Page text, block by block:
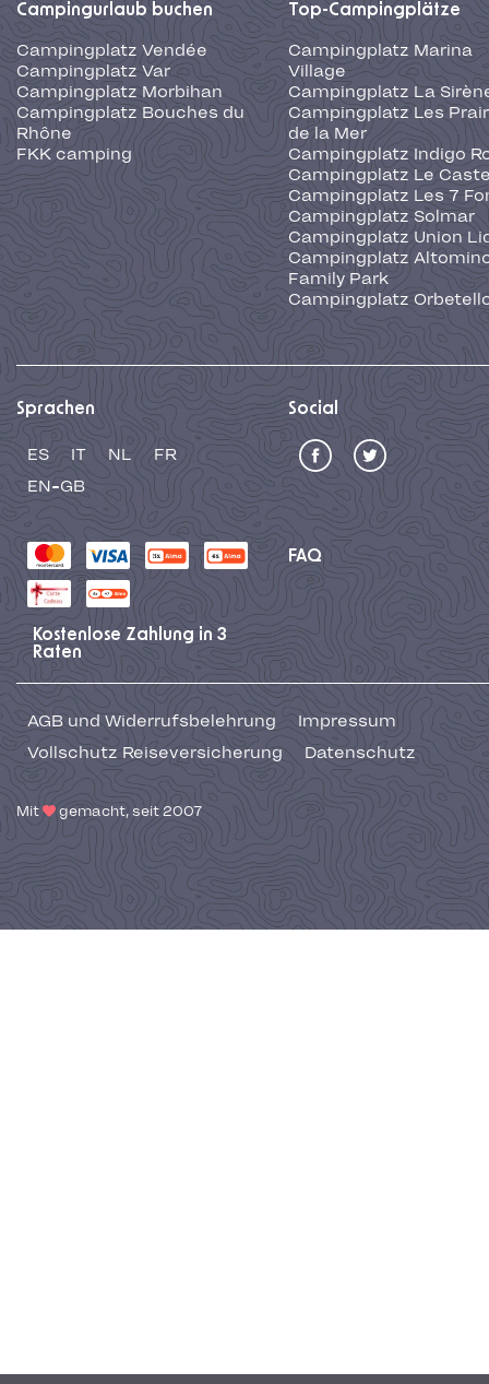
Campingurlaub buchen
Campingplatz Vendée
Campingplatz Var
Campingplatz Morbihan
Campingplatz Bouches du
Rhône
FKK camping
Top-Campingplätze
Campingplatz Marina
Village
Campingplatz La
Campingplatz Les
de la Mer
Campingplatz Indigo
Campingplatz Le
Campingplatz Les 7
Campingplatz Solmar
Campingplatz Union
Campingplatz
Family Park
Campingplatz
Sprachen
ES IT NL
FR
EN-GB
Social
FAQ
Kostenlose Zahlung in 3
Raten
AGB und Widerrufsbelehrung
Impressum
Vollschutz Reiseversicherung
Datenschutz
Mit gemacht, seit 2007